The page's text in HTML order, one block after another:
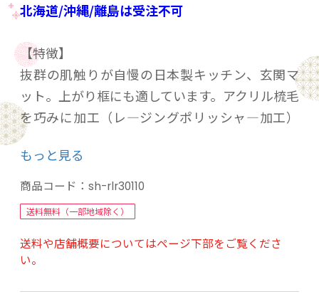
北海道/沖縄/離島は受注不可
【特徴】
抜群の肌触りが自慢の日本製キッチン、玄関マ
ット。上がり框にも適しています。アクリル梳毛
を巧みに加工（レ―ジングポリッシャ―加工）
する事で、遊び毛が出にくく、毛足に張りと弾
力を持たせています。裸足で触れるととっても気
持ちいい感触で上質感を味わえます。
繊維に練り込んだ天然キトサンは、微生物の繁
殖を抑え不快な臭いを防止する効果がありま
す。天然なので安全でお肌にさやしく、SEKの抗
菌防臭性能の基準をクリアしています。
裏面滑り止め加工、手洗いOK、床暖房にも対応
もっと見る
商品コード： sh-rlr30110
送料無料（一部地域除く）
送料や店舗概要についてはページ下部をご覧くださ
い。